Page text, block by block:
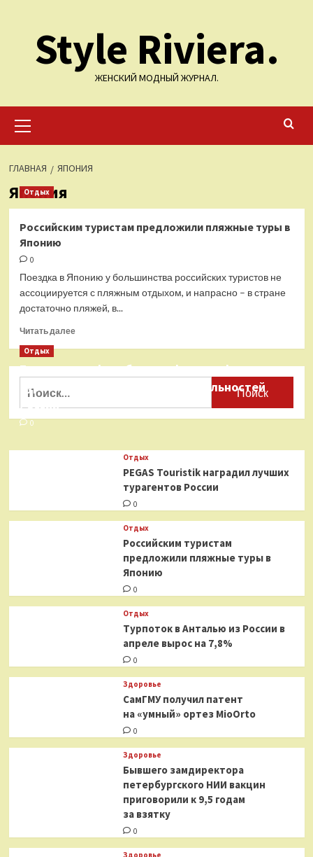
содержимомуStyle Riviera.
ЖЕНСКИЙ МОДНЫЙ ЖУРНАЛ.
меню
ГЛАВНАЯ ЯПОНИЯ
Япония
Отдых
Российским туристам предложили пляжные туры в
Японию
0
Поездка в Японию у большинства российских туристов не
ассоциируется с пляжным отдыхом, и напрасно – в стране
достаточно пляжей, в...
Читать далееПрочитать
Российским
пляжные
туры
Японию
Отдых
Бесплатные фотобанки с фотографиями
туристических достопримечательностей
России
0
Отдых
PEGAS Touristik наградил лучших
турагентов России
0
Отдых
Российским туристам
предложили пляжные туры в
Японию
0
Отдых
Турпоток в Анталью из России в
апреле вырос на 7,8%
0
Здоровье
СамГМУ получил патент
на «умный» ортез MioOrto
0
Здоровье
Бывшего замдиректора
петербургского НИИ вакцин
приговорили к 9,5 годам
за взятку
0
Здоровье